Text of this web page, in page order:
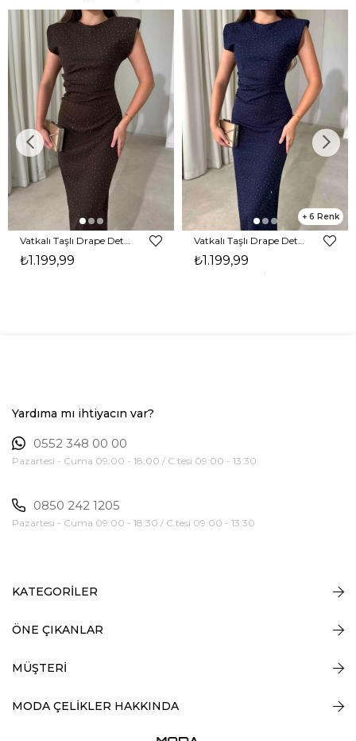
₺1.199,99
6
₺1.199,99
Yardıma mı ihtiyacın var?
0552 348 00 00
Pazartesi - Cuma 09:00 - 18:00 / C.tesi 09:00 - 13:30
0850 242 1205
Pazartesi - Cuma 09:00 - 18:30 / C.tesi 09:00 - 13:30
KATEGORİLER
ÖNE ÇIKANLAR
MÜŞTERİ
MODA ÇELİKLER HAKKINDA